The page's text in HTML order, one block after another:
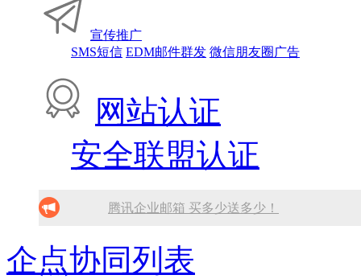
宣传推广
SMS短信 EDM邮件群发 微信朋友圈广告
网站认证
安全联盟认证
腾讯企业邮箱 买多少送多少！
免备案虚拟主机，只需199元!
企点协同列表